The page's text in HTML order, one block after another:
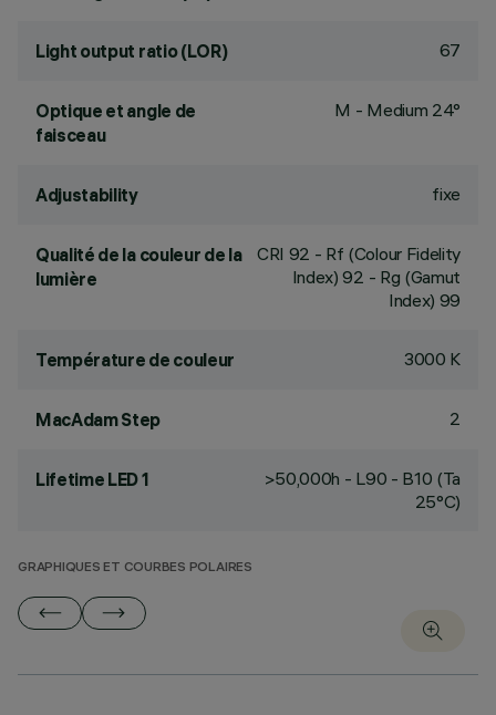
Light output ratio (LOR) 67
Optique et angle de
faisceau
M - Medium 24°
Adjustability fixe
Qualité de la couleur de la
lumière
CRI 92 - Rf (Colour Fidelity
Index) 92 - Rg (Gamut
Index) 99
Température de couleur 3000 K
MacAdam Step 2
Lifetime LED 1
>50,000h - L90 - B10 (Ta
25°C)
GRAPHIQUES ET COURBES POLAIRES